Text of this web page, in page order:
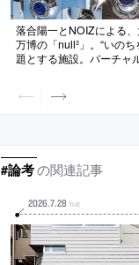
落合陽一とNOIZによる
万博の「null²」。“いのち
題とする施設。バーチャ
築を考案。風と共振する
ットアームを組合せて“動
#論考の関連記事
2026.7.28 TUE